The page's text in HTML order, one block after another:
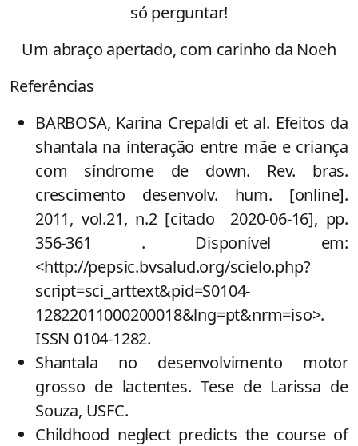
só perguntar!
Um abraço apertado, com carinho da Noeh
Referências
BARBOSA, Karina Crepaldi et al. Efeitos da
shantala na interação entre mãe e criança
com síndrome de down. Rev. bras.
crescimento desenvolv. hum. [online].
2011, vol.21, n.2 [citado 2020-06-16], pp.
356-361 . Disponível em:
<http://pepsic.bvsalud.org/scielo.php?
script=sci_arttext&pid=S0104-
12822011000200018&lng=pt&nrm=iso>.
ISSN 0104-1282.
Shantala no desenvolvimento motor
grosso de lactentes. Tese de Larissa de
Souza, USFC.
Childhood neglect predicts the course of